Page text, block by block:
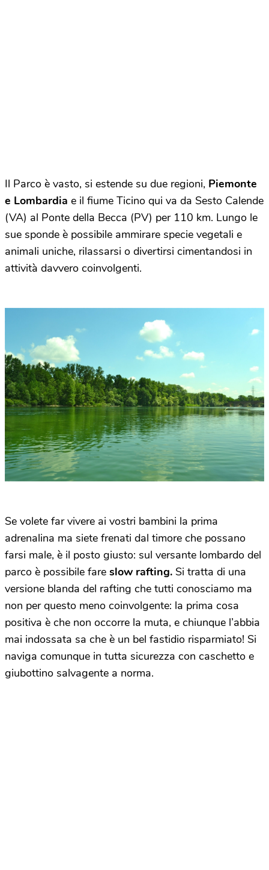
Il Parco è vasto, si estende su due regioni, Piemonte
e Lombardia e il fiume Ticino qui va da Sesto Calende
(VA) al Ponte della Becca (PV) per 110 km. Lungo le
sue sponde è possibile ammirare specie vegetali e
animali uniche, rilassarsi o divertirsi cimentandosi in
attività davvero coinvolgenti.
Se volete far vivere ai vostri bambini la prima
adrenalina ma siete frenati dal timore che possano
farsi male, è il posto giusto: sul versante lombardo del
parco è possibile fare slow rafting. Si tratta di una
versione blanda del rafting che tutti conosciamo ma
non per questo meno coinvolgente: la prima cosa
positiva è che non occorre la muta, e chiunque l’abbia
mai indossata sa che è un bel fastidio risparmiato! Si
naviga comunque in tutta sicurezza con caschetto e
giubottino salvagente a norma.